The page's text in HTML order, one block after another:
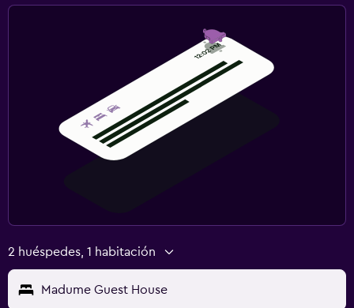
2 huéspedes, 1 habitación
Madume Guest House